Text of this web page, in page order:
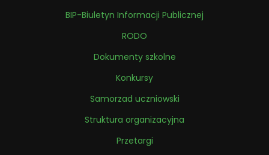
BIP-Biuletyn Informacji Publicznej
RODO
Dokumenty szkolne
Konkursy
Samorzad uczniowski
Struktura organizacyjna
Przetargi